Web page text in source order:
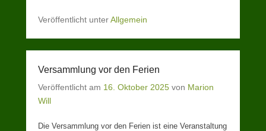
Veröffentlicht unterAllgemein
Versammlung vor den Ferien
Veröffentlicht am 16. Oktober 2025 von Marion
Will
Die Versammlung vor den Ferien ist eine Veranstaltung